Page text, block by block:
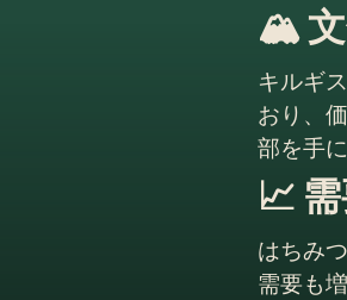
🏔️ 文
キルギ
おり、
部を手
📈
はちみ
需要も